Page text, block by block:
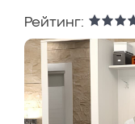
Рейтинг: